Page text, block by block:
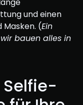
und einen
Masken. (Ein
bauen alles in
Selfie-